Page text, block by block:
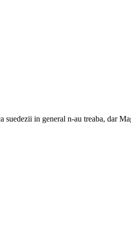
suedezii in general n-au treaba, dar